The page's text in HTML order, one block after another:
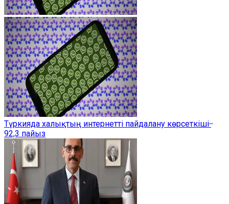
Түркияда халықтың интернетті пайдалану көрсеткіші ̶
92,3 пайыз